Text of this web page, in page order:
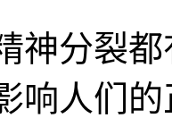
神分裂
响人们